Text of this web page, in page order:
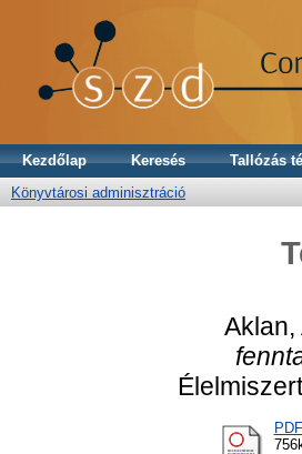
Kezdőlap Keresés Tallózás
Könyvtárosi adminisztráció
Aklan,